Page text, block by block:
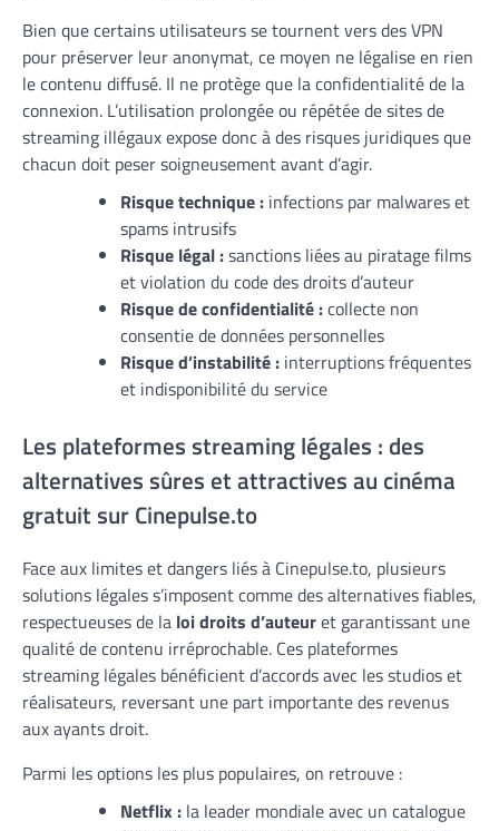
Bien que certains utilisateurs se tournent vers des VPN
pour préserver leur anonymat, ce moyen ne légalise en rien
le contenu diffusé. Il ne protège que la confidentialité de la
connexion. L’utilisation prolongée ou répétée de sites de
streaming illégaux expose donc à des risques juridiques que
chacun doit peser soigneusement avant d’agir.
Risque technique : infections par malwares et
spams intrusifs
Risque légal :sanctions liées au piratage films
et violation du code des droits d’auteur
Risque de confidentialité :collecte non
consentie de données personnelles
Risque d’instabilité : interruptions fréquentes
et indisponibilité du service
Les plateformes streaming légales : des
alternatives sûres et attractives au cinéma
gratuit sur Cinepulse.to
Face aux limites et dangers liés à Cinepulse.to, plusieurs
solutions légales s’imposent comme des alternatives fiables,
respectueuses de la loi droits d’auteuret garantissant une
qualité de contenu irréprochable. Ces plateformes
streaming légales bénéficient d’accords avec les studios et
réalisateurs, reversant une part importante des revenus
aux ayants droit.
Parmi les options les plus populaires, on retrouve :
Netflix : la leader mondiale avec un catalogue